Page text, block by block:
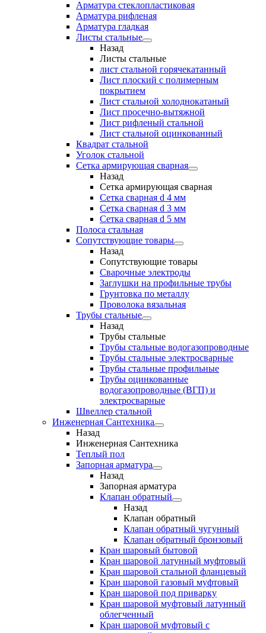
Арматура стеклопластиковая
Арматура рифленая
Арматура гладкая
Листы стальные
Назад
Листы стальные
лист стальной горячекатанный
Лист плоский с полимерным
покрытием
Лист стальной холоднокатаный
Лист просечно-вытяжной
Лист рифленый стальной
Лист стальной оцинкованный
Квадрат стальной
Уголок стальной
Сетка армирующая сварная
Назад
Сетка армирующая сварная
Сетка сварная d 4 мм
Сетка сварная d 3 мм
Сетка сварная d 5 мм
Полоса стальная
Сопутствующие товары
Назад
Сопутствующие товары
Сварочные электроды
Заглушки на профильные трубы
Грунтовка по металлу
Проволока вязальная
Трубы стальные
Назад
Трубы стальные
Трубы стальные водогазопроводные
Трубы стальные электросварные
Трубы стальные профильные
Трубы оцинкованные
водогазопроводные (ВГП) и
электросварные
Швеллер стальной
Инженерная Сантехника
Назад
Инженерная Сантехника
Теплый пол
Запорная арматура
Назад
Запорная арматура
Клапан обратный
Назад
Клапан обратный
Клапан обратный чугунный
Клапан обратный бронзовый
Кран шаровый бытовой
Кран шаровой латунный муфтовый
Кран шаровой стальной фланцевый
Кран шаровой газовый муфтовый
Кран шаровой под приварку
Кран шаровой муфтовый латунный
облегченный
Кран шаровой муфтовый с